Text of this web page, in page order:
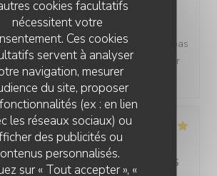
cookies facultatifs
nécessitent votre
Ces cookies
servent à analyser
navigation, mesurer
du site, proposer
(ex : en lien
les réseaux sociaux) ou
des publicités ou
personnalisés.
sur « Tout accepter », «
laisse à désirer le gratin était
ne ressemblait pas à un pavé
plutôt à un petit filet. Je ne pense pas
l’expérience. Bon courage pour
- Couverts 4
Cuisine Qualité / Prix /5